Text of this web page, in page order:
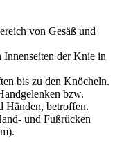
von Gesäß und
der Knie in
bis zu den Knöcheln.
bzw.
Händen, betroffen.
und Fußrücken